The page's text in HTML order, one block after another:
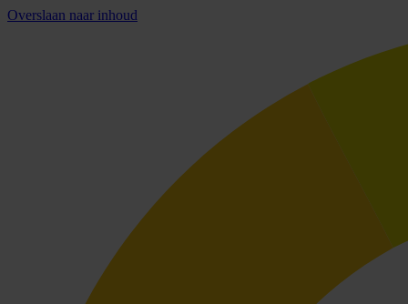
Overslaan naar inhoud